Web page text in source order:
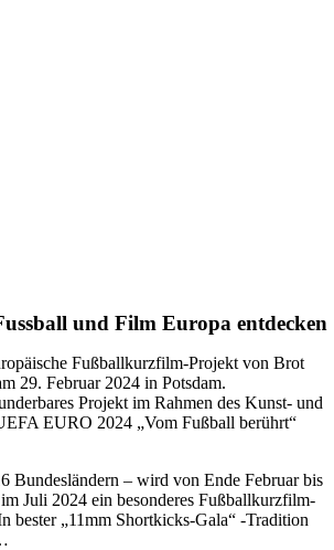
und Film Europa entdecken
Fußballkurzfilm-Projekt von Brot
29. Februar 2024 in Potsdam.
Projekt im Rahmen des Kunst- und
EURO 2024 „Vom Fußball berührt“
Bundesländern – wird von Ende Februar bis
Juli 2024 ein besonderes Fußballkurzfilm-
bester „11mm Shortkicks-Gala“ -Tradition